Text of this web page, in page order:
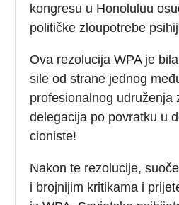
kongresu u Honoluluu
političke zloupotrebe
Ova rezolucija WPA je
sile od strane jednog
profesionalnog udruženja
delegacija po povratku u
cioniste!
Nakon te rezolucije,
i brojnijim kritikama i